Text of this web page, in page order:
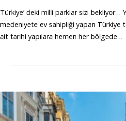
Türkiye’ deki milli parklar sizi bekliyor…
medeniyete ev sahipliği yapan Türkiye
ait tarihi yapılara hemen her bölgede…